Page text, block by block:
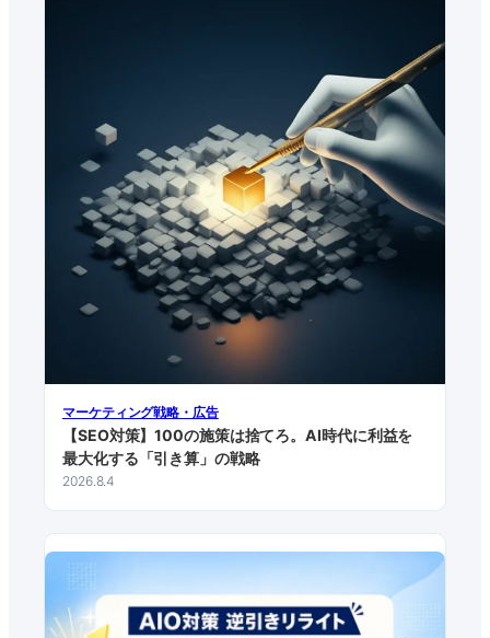
マーケティング戦略・広告
【SEO対策】100の施策は捨てろ。AI時代に利益を
最大化する「引き算」の戦略
2026.8.4